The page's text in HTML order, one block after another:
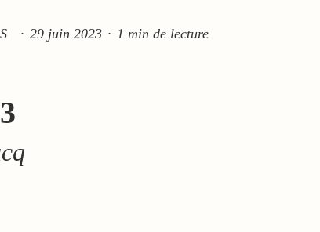
· 29 juin 2023 · 1 min de lecture